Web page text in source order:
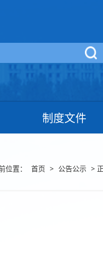
制度文件
位置： 首页 > 公告公示 >